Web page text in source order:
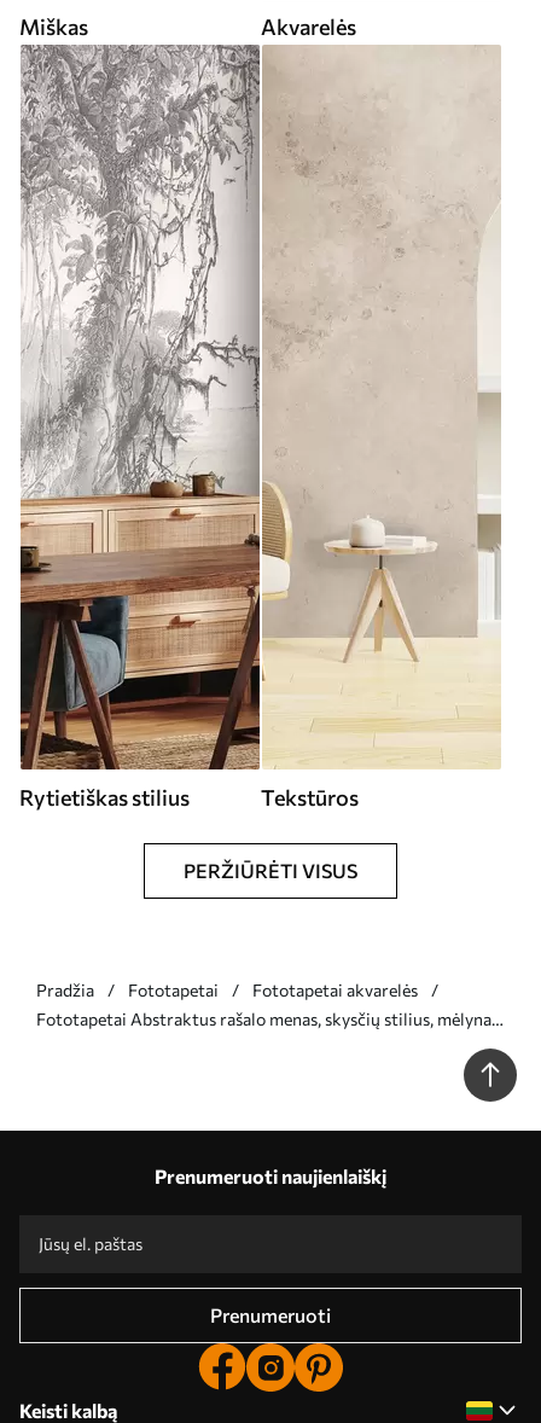
Miškas Akvarelės
Rytietiškas stilius Tekstūros
PERŽIŪRĖTI VISUS
Pradžia Fototapetai
Fototapetai akvarelės
Fototapetai Abstraktus rašalo menas, skysčių stilius, mėlyna
Prenumeruoti naujienlaiškį
Prenumeruoti
Keisti kalbą